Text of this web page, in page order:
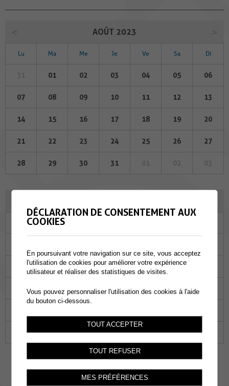
AOÛT 2023
Lu Ma Me Je Ve Sa Di
01 02 03 04 05 06
07 08 09 10 11 12 13
14 15 16 17 18 19 20
21 22 23 24 25 26 27
28 29 30 31
Ma
05 06 07 08 09
14 15 16
26 27 28 29 30
DÉCLARATION DE CONSENTEMENT AUX
COOKIES
En poursuivant votre navigation sur ce site, vous acceptez
l'utilisation de cookies pour améliorer votre expérience
utilisateur et réaliser des statistiques de visites.
Vous pouvez personnaliser l'utilisation des cookies à l'aide
du bouton ci-dessous.
TOUT ACCEPTER
TOUT REFUSER
MES PRÉFÉRENCES